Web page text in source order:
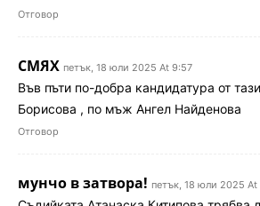
Отговор
СМЯХ петък, 18 юли 2025 At 9:57
Във пъти по-добра кандидатура от
Борисова , по мъж Ангел Найденова
Отговор
мунчо в затвора! петък, 18 юли 2025 At